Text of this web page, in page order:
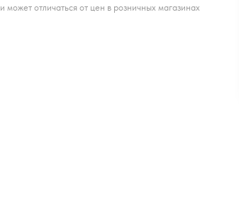
и может отличаться от цен в розничных магазинах